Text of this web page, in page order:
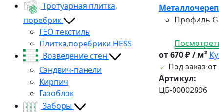
Тротуарная плитка,
поребрик
ГЕО текстиль
Плитка,поребрики HESS
Возведение стен
Сэндвич-панели
Кирпич
Газоблок
Заборы
Профиль
от 670 ₽ / м²
Под заказ от
Артикул:
ЦБ-00002896